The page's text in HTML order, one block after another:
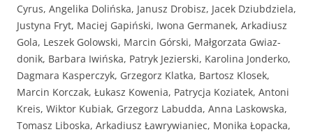
Cyrus, Ange­li­ka Dolińs­ka, Janusz Dro­bisz, Jacek Dzi­ub­dziela,
Justy­na Fryt, Maciej Gapińs­ki, Iwona Ger­manek, Arka­diusz
Gola, Leszek Golows­ki, Marcin Górs­ki, Mał­gorza­ta Gwiaz­
donik, Bar­bara Iwińs­ka, Patryk Jezier­s­ki, Karoli­na Jon­derko,
Dag­mara Kasper­czyk, Grze­gorz Klat­ka, Bar­tosz Klosek,
Marcin Kor­czak, Łukasz Kowe­nia, Patryc­ja Kozi­atek, Antoni
Kreis, Wik­tor Kubi­ak, Grze­gorz Labud­da, Anna Laskows­ka,
Tomasz Liboska, Arka­diusz Ławry­wian­iec, Moni­ka Łopac­ka,